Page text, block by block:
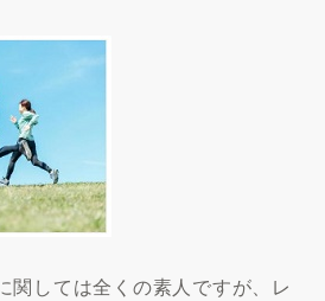
関しては全くの素人ですが、レ